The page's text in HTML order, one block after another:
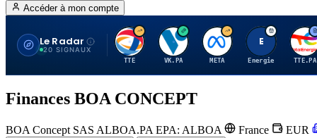
Accéder à mon compte
Le Radar
20 SIGNAUX
T
TTE
V
VK.PA
M
META
E
Energie
T
TTE.PA
Finances BOA CONCEPT
BOA Concept SAS ALBOA.PA EPA: ALBOA France EUR